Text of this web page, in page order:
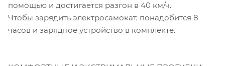
помощью и достигается разгон в 40 км/ч.
Чтобы зарядить электросамокат, понадобится 8
часов и зарядное устройство в комплекте.